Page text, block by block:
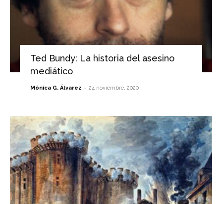
Ted Bundy: La historia del asesino
mediático
Mónica G. Álvarez - 24 noviembre, 2020